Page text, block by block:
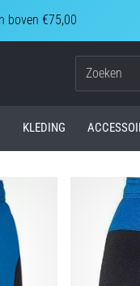
boven €75,00
KLEDING